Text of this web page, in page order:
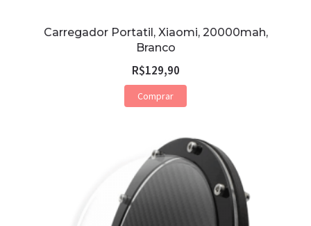
Carregador Portatil, Xiaomi, 20000mah,
Branco
R$129,90
Comprar